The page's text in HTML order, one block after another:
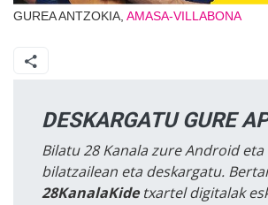
GUREA ANTZOKIA, AMASA-VILLABONA
DESKARGATU GURE
Bilatu 28 Kanala zure Android eta
bilatzailean eta deskargatu.
28KanalaKidetxartel digitalak